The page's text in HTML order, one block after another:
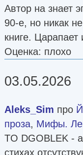
Автор на знает
90-е, но никак
книге. Царапает
Оценка: плохо
03.05.2026
Aleks_Sim про
проза, Мифы.
TO DGOBLEK -
стихах